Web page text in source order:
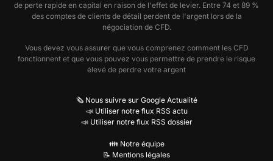
de perte rapide en capital en raison de l'effet de levier. Entre 74 et 89 %
des comptes de clients de détail perdent de l'argent lors de la
négociation de CFD.
Vous devez vous assurer que vous comprenez comment les CFD
fonctionnent et que vous pouvez vous permettre de prendre le risque
élevé de perdre votre argent
🗞️ Nous suivre sur Google Actualité
📣 Utiliser notre flux RSS actu
📣 Utiliser notre flux RSS dossier
👪 Notre équipe
📝 Mentions légales